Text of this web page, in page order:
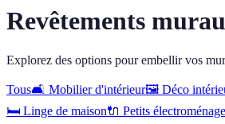
Revêtements
Explorez des options pour embellir vos
Tous🛋️ Mobilier d'intérieur🖼️ Déco
🛏️ Linge de maison🔌 Petits